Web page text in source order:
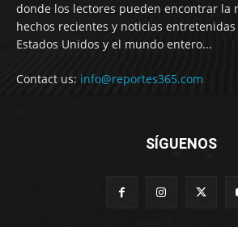
donde los lectores pueden encontrar la
hechos recientes y noticias
Estados Unidos y el mundo entero...
Contact us: info@reportes365.com
SÍGUENOS